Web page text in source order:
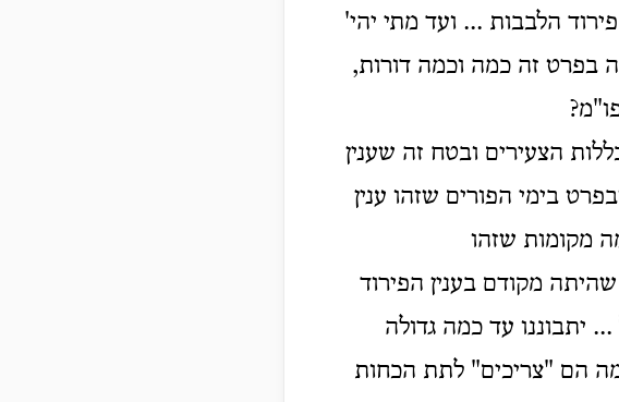
הלבבות ... ועד מתי יהי'
בפרט זה כמה וכמה דורות,
הצעירים ובטח זה שענין
בימי הפורים שזהו ענין
מקומות שזהו
מקודם בענין הפירוד
יתבוננו עד כמה גדולה
מה הם "צריכים" לתת הכחות